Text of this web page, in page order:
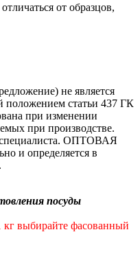
от образцов,
не является
положением статьи 437 ГК
при изменении
при производстве.
специалиста. ОПТОВАЯ
и определяется в
посуды
кг выбирайте фасованный